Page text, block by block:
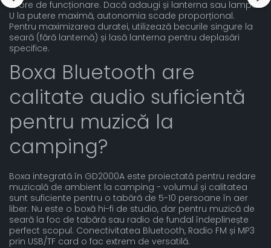
12 ore de funcționare. Dacă adaugi și lanterna sau lampa
U la putere maximă, autonomia scade proporțional.
Pentru maximizarea duratei, utilizează becurile singure la
seară (fără lanternă) și lasă lanterna pentru deplasări
specifice.
Boxa Bluetooth are
calitate audio suficientă
pentru muzică la
camping?
Boxa integrată în GD2000A este proiectată pentru redare
muzicală de ambient la camping - volumul și calitatea
sunt suficiente pentru o tabără de 5-10 persoane în aer
liber. Nu este o boxă hi-fi de studio, dar pentru muzică de
seară la foc de tabără sau radio de fundal îndeplinește
perfect scopul. Conectivitatea Bluetooth, Radio FM și MP3
prin USB/TF card o fac extrem de versatilă.